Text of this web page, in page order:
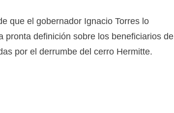
que el gobernador Ignacio Torres lo
pronta definición sobre los beneficiarios de
por el derrumbe del cerro Hermitte.